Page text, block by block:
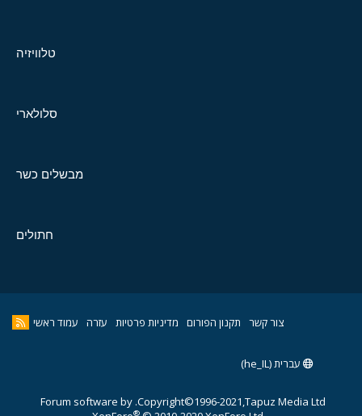
טלוויזיה
סלולארי
מבשלים כשר
חתולים
צור קשר תקנון הפורום מדיניות פרטיות עזרה עמוד ראשי
עברית (he_IL)
Copyright©1996-2021,Tapuz Media Ltd.
Forum software by
®